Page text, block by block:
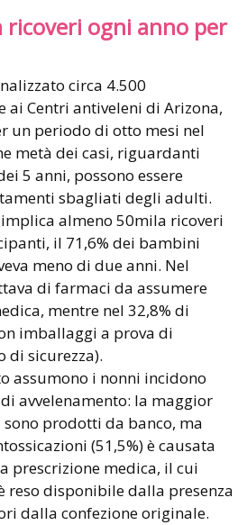
ricoveri ogni anno per
circa 4.500
ai Centri antiveleni di Arizona,
un periodo di otto mesi nel
metà dei casi, riguardanti
5 anni, possono essere
sbagliati degli adulti.
almeno 50mila ricoveri
il 71,6% dei bambini
meno di due anni. Nel
di farmaci da assumere
mentre nel 32,8% di
imballaggi a prova di
di sicurezza).
assumono i nonni incidono
avvelenamento: la maggior
prodotti da banco, ma
(51,5%) è causata
prescrizione medica, il cui
reso disponibile dalla presenza
dalla confezione originale.